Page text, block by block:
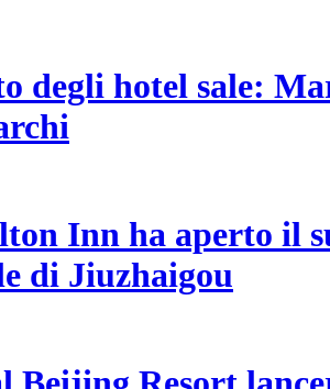
degli hotel sale:
Inn ha aperto il
di Jiuzhaigou